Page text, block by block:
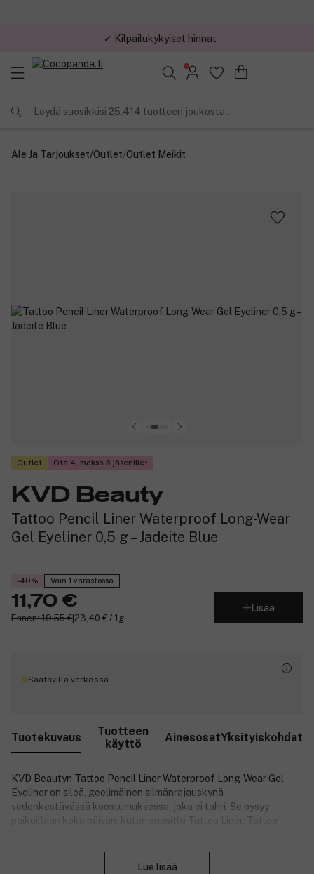
✓ Kilpailukykyiset hinnat
Löydä suosikkisi 25.414 tuotteen joukosta..
Ale Ja Tarjoukset/Outlet/Outlet Meikit
Outlet Ota 4, maksa 3 jäsenille
KVD Beauty
Tattoo Pencil Liner Waterproof Long-Wear
Gel Eyeliner 0,5 g – Jadeite Blue
-40% Vain 1 varastossa
11,70 €
Ennen: 19,55 € 23,40 € / 1g
Lisää
Saatavilla verkossa
Tuotekuvaus
Tuotteen
käyttö
AinesosatYksityiskohdat
KVD Beautyn Tattoo Pencil Liner Waterproof Long-Wear Gel
Eyeliner on sileä, geelimäinen silmänrajauskynä
vedenkestävässä koostumuksessa, joka ei tahri. Se pysyy
paikoillaan koko päivän, kuten suosittu Tattoo Liner. Tattoo
tarkkoja ja luovia viivoja tai sotkea ja häivyttää – vain mielikuvitus
Lue lisää